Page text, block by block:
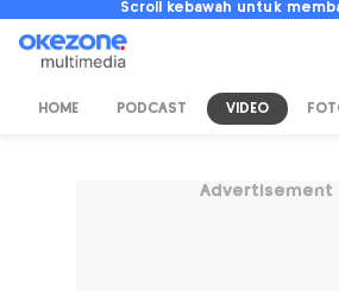
Scroll kebawah untuk
HOME PODCAST VIDEO
Advertisement